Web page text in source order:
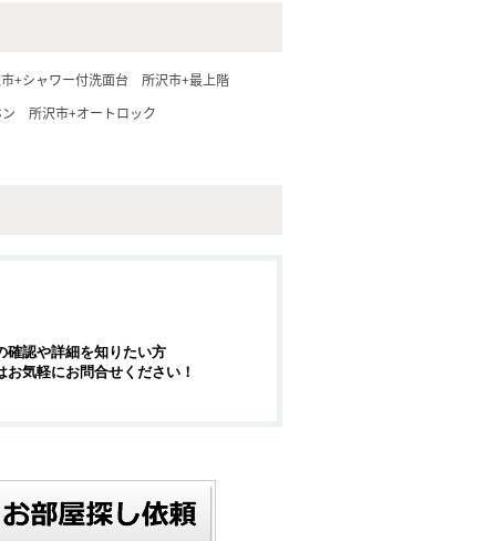
+シャワー付洗面台
所沢市+最上階
所沢市+オートロック
確認や詳細を知りたい方
お気軽にお問合せください！